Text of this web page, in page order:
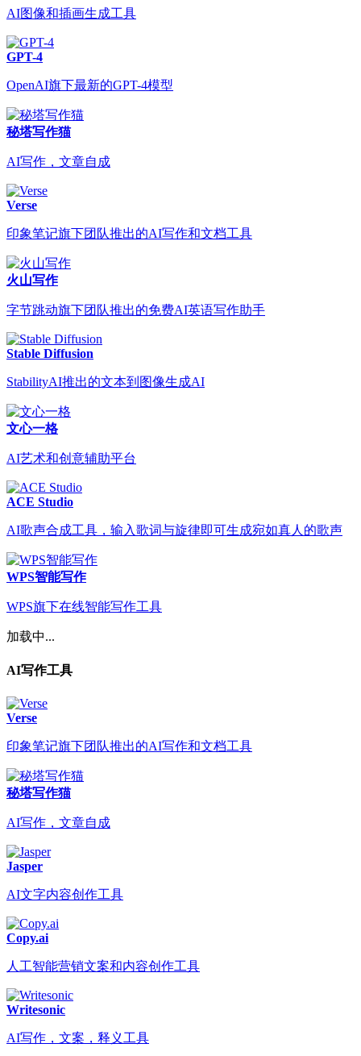
AI图像和插画生成工具
GPT-4
OpenAI旗下最新的GPT-4模型
秘塔写作猫
AI写作，文章自成
Verse
印象笔记旗下团队推出的AI写作和文档工具
火山写作
字节跳动旗下团队推出的免费AI英语写作助手
Stable Diffusion
StabilityAI推出的文本到图像生成AI
文心一格
AI艺术和创意辅助平台
ACE Studio
AI歌声合成工具，输入歌词与旋律即可生成宛如真人的歌声
WPS智能写作
WPS旗下在线智能写作工具
加载中...
AI写作工具
Verse
印象笔记旗下团队推出的AI写作和文档工具
秘塔写作猫
AI写作，文章自成
Jasper
AI文字内容创作工具
Copy.ai
人工智能营销文案和内容创作工具
Writesonic
AI写作，文案，释义工具